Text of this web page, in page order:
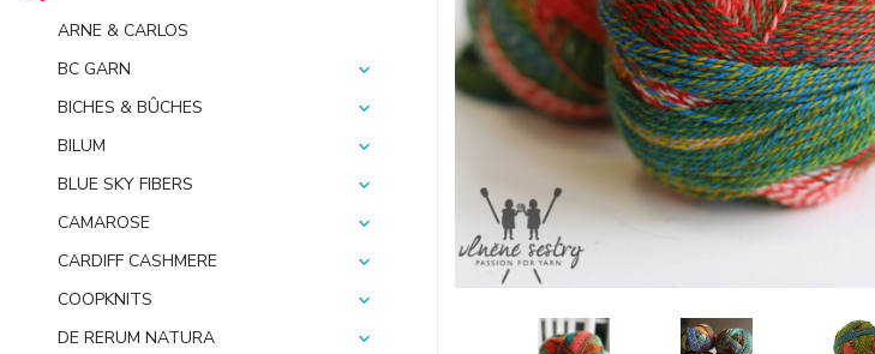
ARNE & CARLOS
BC GARN
BICHES & BÛCHES
BILUM
BLUE SKY FIBERS
CAMAROSE
CARDIFF CASHMERE
COOPKNITS
DE RERUM NATURA